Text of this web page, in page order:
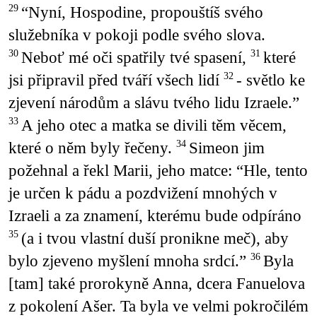
29 “Nyní, Hospodine, propouštíš svého
služebníka v pokoji podle svého slova.
30 Neboť mé oči spatřily tvé spasení, 31 které
jsi připravil před tváří všech lidí 32 - světlo ke
zjevení národům a slávu tvého lidu Izraele.”
33 A jeho otec a matka se divili těm věcem,
které o něm byly řečeny. 34 Simeon jim
požehnal a řekl Marii, jeho matce: “Hle, tento
je určen k pádu a pozdvižení mnohých v
Izraeli a za znamení, kterému bude odpíráno
35 (a i tvou vlastní duší pronikne meč), aby
bylo zjeveno myšlení mnoha srdcí.” 36 Byla
[tam] také prorokyně Anna, dcera Fanuelova
z pokolení Ašer. Ta byla ve velmi pokročilém